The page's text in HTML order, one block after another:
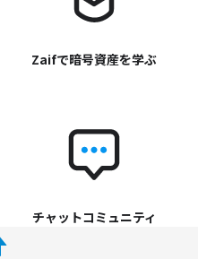
Zaifで暗号資産を学ぶ
チャットコミュニティ